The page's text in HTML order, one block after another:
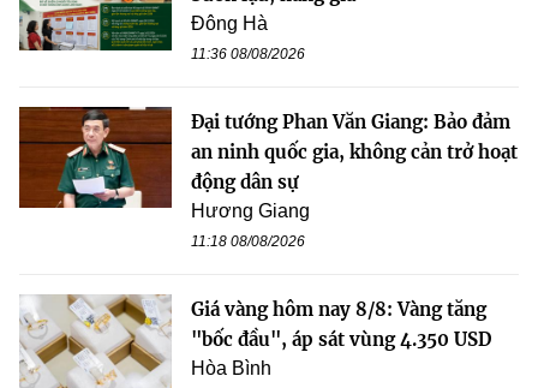
Đông Hà
11:36 08/08/2026
Đại tướng Phan Văn Giang: Bảo đảm
an ninh quốc gia, không cản trở hoạt
động dân sự
Hương Giang
11:18 08/08/2026
Giá vàng hôm nay 8/8: Vàng tăng
"bốc đầu", áp sát vùng 4.350 USD
Hòa Bình